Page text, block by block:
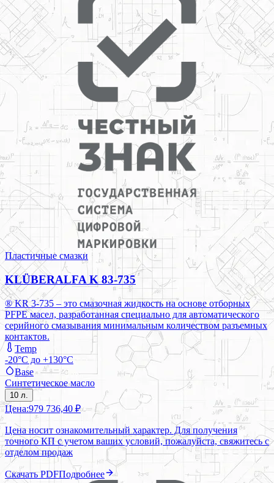
Пластичные смазки
KLÜBERALFA K 83-735
® KR 3-735 – это смазочная жидкость на основе отборных
PFPE масел, разработанная специально для автоматического
серийного смазывания минимальным количеством разъемных
контактов.
Temp
-20°C до +130°C
Base
Синтетическое масло
10 л.
Цена:979 736,40 ₽
Цена носит ознакомительный характер. Для получения
точного КП с учетом ваших условий, пожалуйста, свяжитесь с
отделом продаж
Скачать PDFПодробнее